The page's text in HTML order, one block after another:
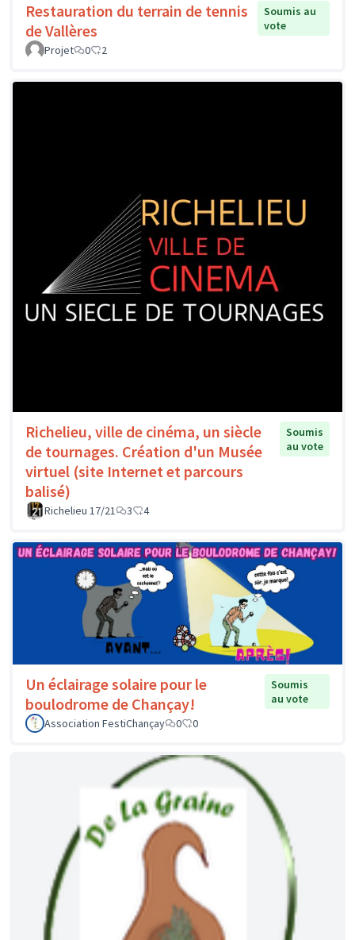
Restauration du terrain de tennis
de Vallères
Soumis au
vote
Projet
0 2
Richelieu, ville de cinéma, un siècle
de tournages. Création d'un Musée
virtuel (site Internet et parcours
balisé)
Soumis
au vote
Richelieu 17/21 3 4
Un éclairage solaire pour le
boulodrome de Chançay!
Soumis
au vote
Association FestiChançay
0 0